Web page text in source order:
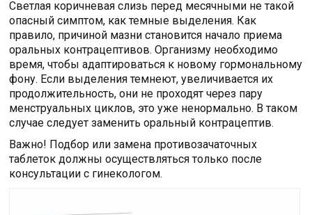
Светлая коричневая слизь перед месячными не такой
опасный симптом, как темные выделения. Как
правило, причиной мазни становится начало приема
оральных контрацептивов. Организму необходимо
время, чтобы адаптироваться к новому гормональному
фону. Если выделения темнеют, увеличивается их
продолжительность, они не проходят через пару
менструальных циклов, это уже ненормально. В таком
случае следует заменить оральный контрацептив.
Важно! Подбор или замена противозачаточных
таблеток должны осуществляться только после
консультации с гинекологом.